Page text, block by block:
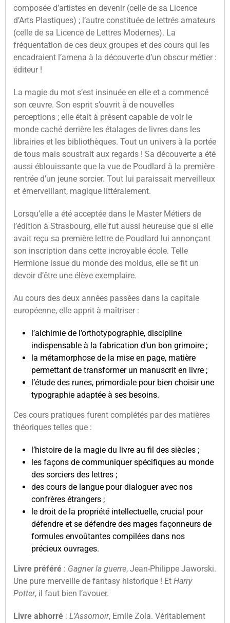
composée d’artistes en devenir (celle de sa Licence
d’Arts Plastiques) ; l’autre constituée de lettrés amateurs
(celle de sa Licence de Lettres Modernes). La
fréquentation de ces deux groupes et des cours qui les
encadraient l’amena à la découverte d’un obscur métier :
éditeur !
La magie du mot s’est insinuée en elle et a commencé
son œuvre. Son esprit s’ouvrit à de nouvelles
perceptions ; elle était à présent capable de voir le
monde caché derrière les étalages de livres dans les
librairies et les bibliothèques. Tout un univers à la portée
de tous mais soustrait aux regards ! Sa découverte a été
aussi éblouissante que la vue de Poudlard à la première
rentrée d’un jeune sorcier. Tout lui paraissait merveilleux
et émerveillant, magique littéralement.
Lorsqu’elle a été acceptée dans le Master Métiers de
l’édition à Strasbourg, elle fut aussi heureuse que si elle
avait reçu sa première lettre de Poudlard lui annonçant
son inscription dans cette incroyable école. Telle
Hermione issue du monde des moldus, elle se fit un
devoir d’être une élève exemplaire.
Au cours des deux années passées dans la capitale
européenne, elle apprit à maîtriser :
l’alchimie de l’orthotypographie, discipline
indispensable à la fabrication d’un bon grimoire ;
la métamorphose de la mise en page, matière
permettant de transformer un manuscrit en livre ;
l’étude des runes, primordiale pour bien choisir une
typographie adaptée à ses besoins.
Ces cours pratiques furent complétés par des matières
théoriques telles que :
l’histoire de la magie du livre au fil des siècles ;
les façons de communiquer spécifiques au monde
des sorciers des lettres ;
des cours de langue pour dialoguer avec nos
confrères étrangers ;
le droit de la propriété intellectuelle, crucial pour
défendre et se défendre des mages façonneurs de
formules envoûtantes compilées dans nos
précieux ouvrages.
Livre préféré : Gagner la guerre, Jean-Philippe Jaworski.
Une pure merveille de fantasy historique ! Et Harry
Potter, il faut bien l’avouer.
Livre abhorré : L’Assomoir, Emile Zola. Véritablement